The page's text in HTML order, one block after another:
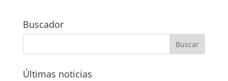
Buscador
Últimas noticias